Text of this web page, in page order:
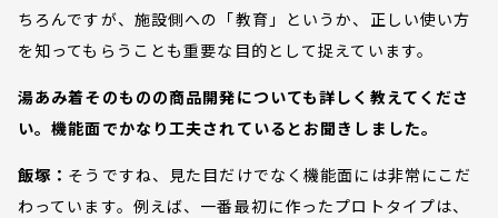
ちろんですが、施設側への「教育」というか、正しい使い方
を知ってもらうことも重要な目的として捉えています。
湯あみ着そのものの商品開発についても詳しく教えてくださ
い。機能面でかなり工夫されているとお聞きしました。
飯塚： そうですね、見た目だけでなく機能面には非常にこだ
わっています。例えば、一番最初に作ったプロトタイプは、